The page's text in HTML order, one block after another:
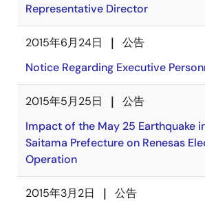
Representative Director
2015年6月24日
公告
Notice Regarding Executive
2015年5月25日
公告
Impact of the May 25 Earthquake
Saitama Prefecture on Renesas
Operation
2015年3月2日
公告